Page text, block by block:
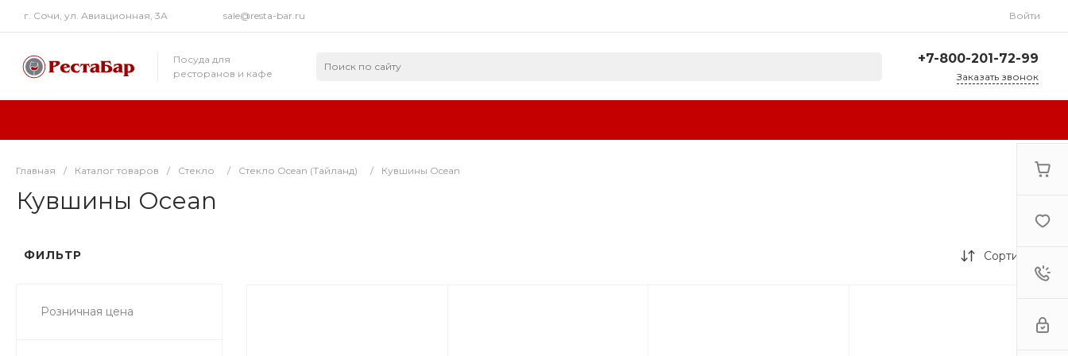
г. Сочи, ул. Авиационная, 3А sale@resta-bar.ru Войти
Посуда для
ресторанов и кафе
+7-800-201-72-99
Авиационная, 3А
Заказать звонок
Главная / Каталог товаров / Стекло / Стекло Ocean (Тайланд) / Кувшины Ocean
Кувшины Ocean
ФИЛЬТР
Розничная цена
Сортировка